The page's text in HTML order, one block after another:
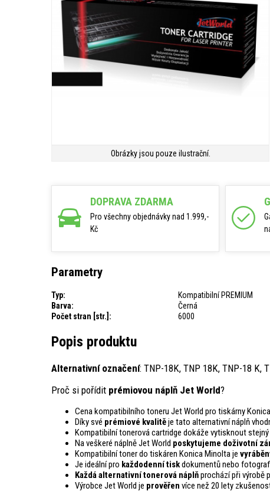
Obrázky jsou pouze ilustrační.
DOPRAVA ZDARMA
Pro všechny objednávky nad 1.999,-
Kč
Parametry
Typ:
Kompatibilní PREMIUM
Barva:
Černá
Počet stran [str.]:
6000
Popis produktu
Alternativní označení: TNP-18K, TNP 18K, TNP-18 K,
Proč si pořídit prémiovou náplň Jet World?
Cena kompatibilního toneru Jet World pro tiskárny
Díky své prémiové kvalitěje tato alternativní náplň
Kompatibilní tonerová cartridge dokáže vytisknout
Na veškeré náplně Jet World poskytujeme doživotní
Kompatibilní toner do tiskáren Konica Minolta je
Je ideální pro každodenní tiskdokumentů nebo
Každá alternativní tonerová náplňprochází při výrobě
Výrobce Jet World je prověřen více než 20 lety